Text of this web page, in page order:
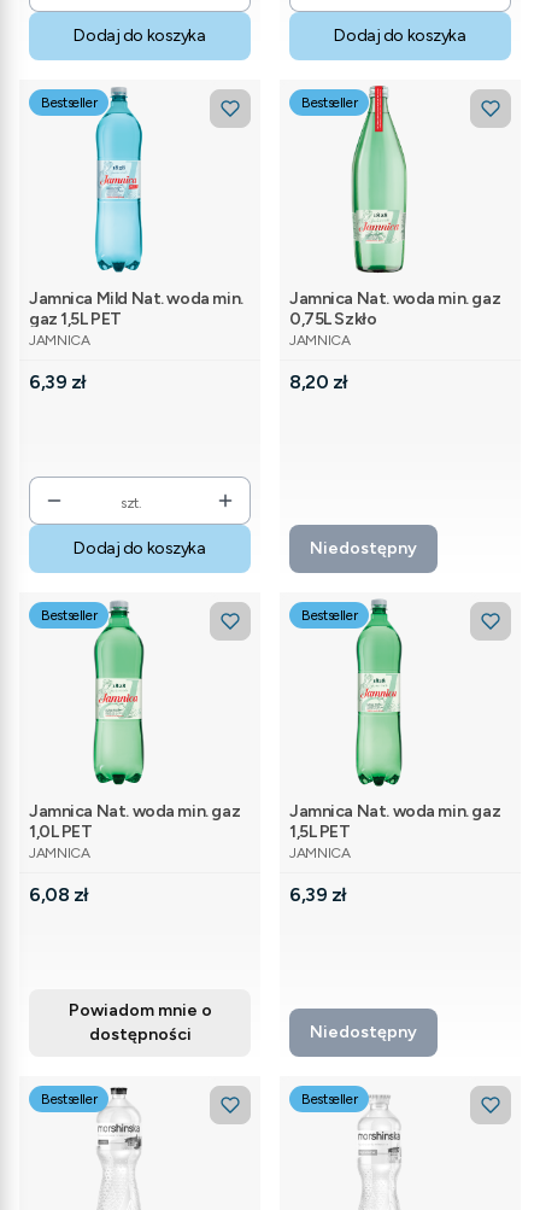
Dodaj do koszyka Dodaj do koszyka
Bestseller
Jamnica Mild Nat. woda min.
gaz 1,5L PET
PRODUCENT
JAMNICA
Cena
6,39 zł
szt.
Dodaj do koszyka
Bestseller
Jamnica Nat. woda min. gaz
0,75L Szkło
PRODUCENT
JAMNICA
Cena
8,20 zł
Niedostępny
Bestseller
Jamnica Nat. woda min. gaz
1,0L PET
PRODUCENT
JAMNICA
Cena
6,08 zł
Powiadom mnie o
dostępności
Bestseller
Jamnica Nat. woda min. gaz
1,5L PET
PRODUCENT
JAMNICA
Cena
6,39 zł
Niedostępny
Bestseller Bestseller